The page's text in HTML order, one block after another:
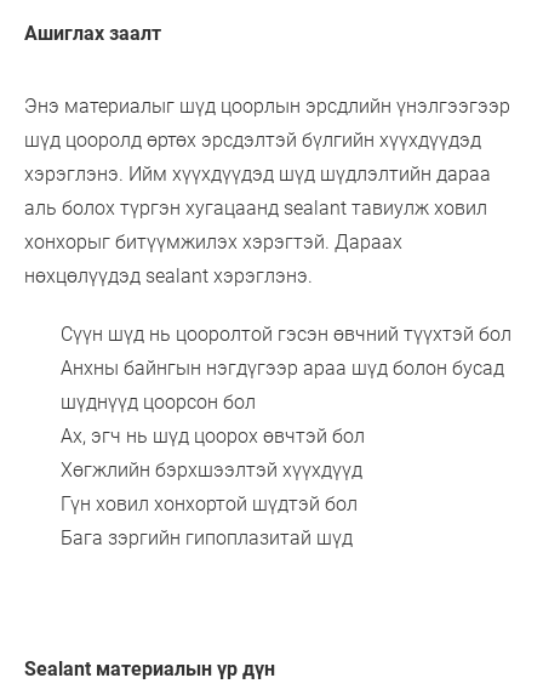
Ашиглах заалт
Энэ материалыг шүд цоорлын эрсдлийн үнэлгээгээр
шүд цооролд өртөх эрсдэлтэй бүлгийн хүүхдүүдэд
хэрэглэнэ. Ийм хүүхдүүдэд шүд шүдлэлтийн дараа
аль болох түргэн хугацаанд sealant тавиулж ховил
хонхорыг битүүмжилэх хэрэгтэй. Дараах
нөхцөлүүдэд sealant хэрэглэнэ.
Сүүн шүд нь цооролтой гэсэн өвчний түүхтэй бол
Анхны байнгын нэгдүгээр араа шүд болон бусад
шүднүүд цоорсон бол
Ах, эгч нь шүд цоорох өвчтэй бол
Хөгжлийн бэрхшээлтэй хүүхдүүд
Гүн ховил хонхортой шүдтэй бол
Бага зэргийн гипоплазитай шүд
Sealant материалын үр дүн